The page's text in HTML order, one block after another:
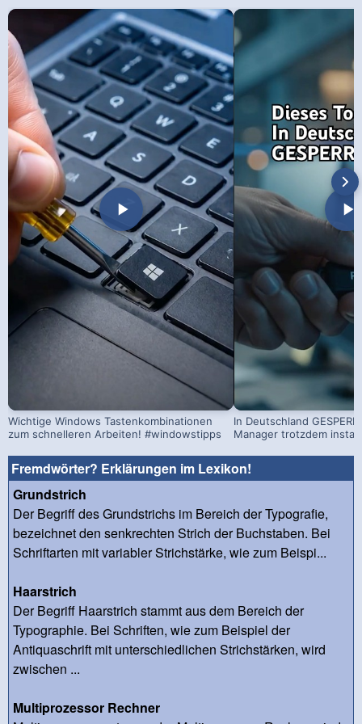
Wichtige Windows Tastenkombinationen
zum schnelleren Arbeiten! #windowstipps
In Deutschland
Manager trotzdem
Fremdwörter? Erklärungen im Lexikon!
Grundstrich
Der Begriff des Grundstrichs im Bereich der Typografie,
bezeichnet den senkrechten Strich der Buchstaben. Bei
Schriftarten mit variabler Strichstärke, wie zum Beispi...
Haarstrich
Der Begriff Haarstrich stammt aus dem Bereich der
Typographie. Bei Schriften, wie zum Beispiel der
Antiquaschrift mit unterschiedlichen Strichstärken, wird
zwischen ...
Multiprozessor Rechner